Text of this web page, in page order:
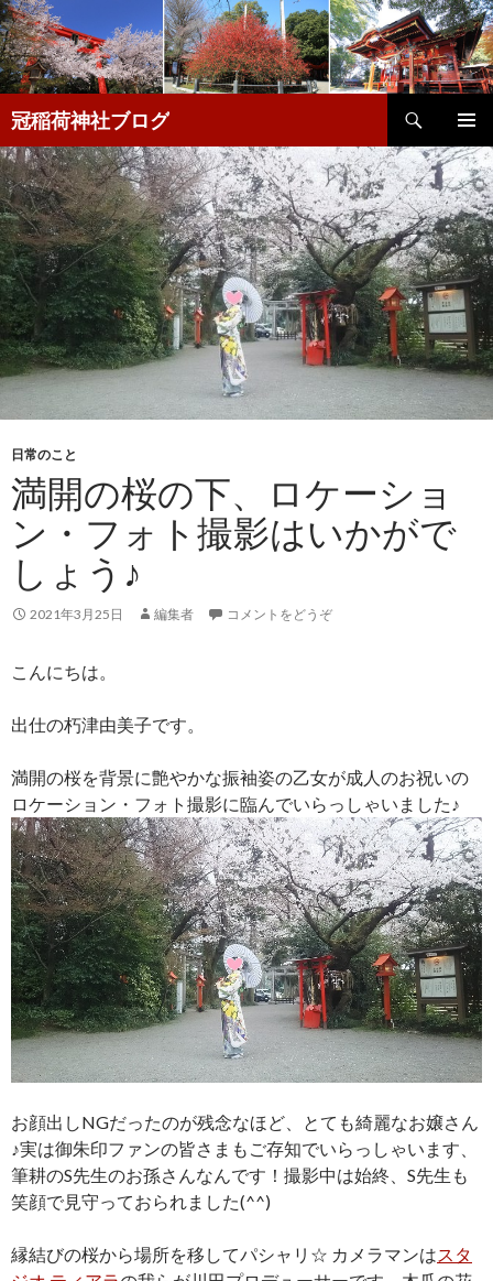
冠稲荷神社ブログ
索
メインメ
ニュー
ン
テ
ン
ツ
へ
移
動
日常のこと
満開の桜の下、ロケーショ
ン・フォト撮影はいかがで
しょう♪
2021年3月25日 編集者 コメントをどうぞ
こんにちは。
出仕の朽津由美子です。
満開の桜を背景に艶やかな振袖姿の乙女が成人のお祝いの
ロケーション・フォト撮影に臨んでいらっしゃいました♪
お顔出しNGだったのが残念なほど、とても綺麗なお嬢さん
♪実は御朱印ファンの皆さまもご存知でいらっしゃいます、
筆耕のS先生のお孫さんなんです！撮影中は始終、S先生も
笑顔で見守っておられました(^^)
縁結びの桜から場所を移してパシャリ☆ カメラマンはスタ